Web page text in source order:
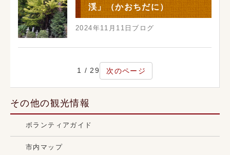
渓」（かおちだに）
2024年11月11日 ブログ
1 / 29 次のページ
その他の観光情報
ボランティアガイド
市内マップ